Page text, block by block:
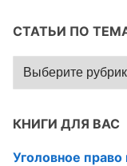
СТАТЬИ ПО
Статьи
по
КНИГИ ДЛЯ ВАС
Уголовное право